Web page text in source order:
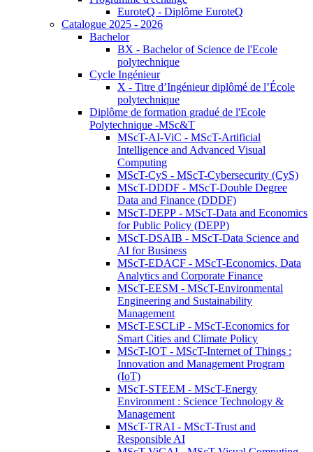
EuroteQ - Diplôme EuroteQ
Catalogue 2025 - 2026
Bachelor
BX - Bachelor of Science de l'Ecole
polytechnique
Cycle Ingénieur
X - Titre d’Ingénieur diplômé de l’École
polytechnique
Diplôme de formation gradué de l'Ecole
Polytechnique -MSc&T
MScT-AI-ViC - MScT-Artificial
Intelligence and Advanced Visual
Computing
MScT-CyS - MScT-Cybersecurity (CyS)
MScT-DDDF - MScT-Double Degree
Data and Finance (DDDF)
MScT-DEPP - MScT-Data and Economics
for Public Policy (DEPP)
MScT-DSAIB - MScT-Data Science and
AI for Business
MScT-EDACF - MScT-Economics, Data
Analytics and Corporate Finance
MScT-EESM - MScT-Environmental
Engineering and Sustainability
Management
MScT-ESCLiP - MScT-Economics for
Smart Cities and Climate Policy
MScT-IOT - MScT-Internet of Things :
Innovation and Management Program
(IoT)
MScT-STEEM - MScT-Energy
Environment : Science Technology &
Management
MScT-TRAI - MScT-Trust and
Responsible AI